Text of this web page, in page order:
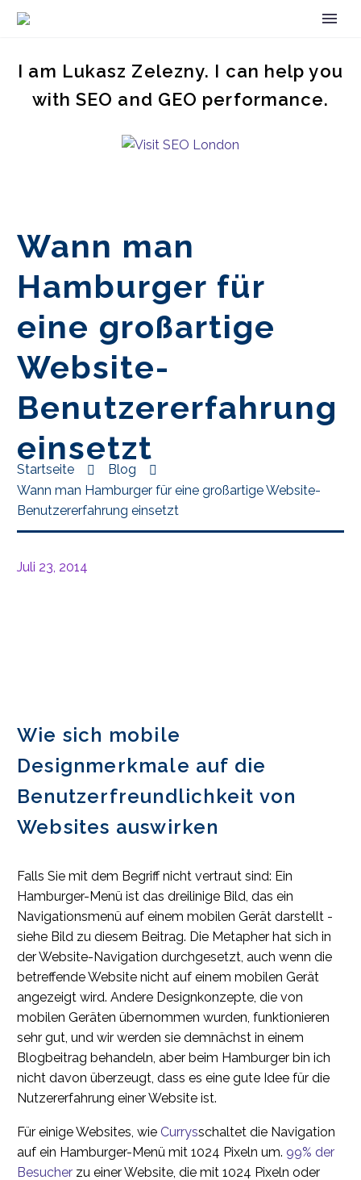
I am Lukasz Zelezny. I can help you
with SEO and GEO performance.
Wann man
Hamburger für
eine großartige
Website-
Benutzererfahrung
einsetzt
Startseite
Blog
Wann man Hamburger für eine großartige Website-
Benutzererfahrung einsetzt
Juli 23, 2014
Wie sich mobile
Designmerkmale auf die
Benutzerfreundlichkeit von
Websites auswirken
Falls Sie mit dem Begriff nicht vertraut sind: Ein
Hamburger-Menü ist das dreilinige Bild, das ein
Navigationsmenü auf einem mobilen Gerät darstellt -
siehe Bild zu diesem Beitrag. Die Metapher hat sich in
der Website-Navigation durchgesetzt, auch wenn die
betreffende Website nicht auf einem mobilen Gerät
angezeigt wird. Andere Designkonzepte, die von
mobilen Geräten übernommen wurden, funktionieren
sehr gut, und wir werden sie demnächst in einem
Blogbeitrag behandeln, aber beim Hamburger bin ich
nicht davon überzeugt, dass es eine gute Idee für die
Nutzererfahrung einer Website ist.
Für einige Websites, wie Currysschaltet die Navigation
auf ein Hamburger-Menü mit 1024 Pixeln um. 99% der
Besucher zu einer Website, die mit 1024 Pixeln oder